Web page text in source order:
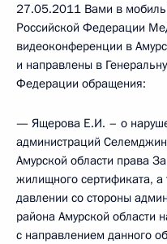
27.05.2011 Вами в
Российской Федерации
видеоконференции в
и направлены в
Федерации обращения:
— Ящерова Е.И. – о
администраций
Амурской области права
жилищного сертификата, а
давлении со стороны
района Амурской области
с направлением данного